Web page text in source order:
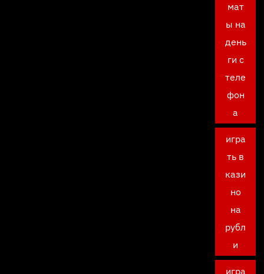
мат
ы на
день
ги с
теле
фон
а
игра
ть в
кази
но
на
рубл
и
игра